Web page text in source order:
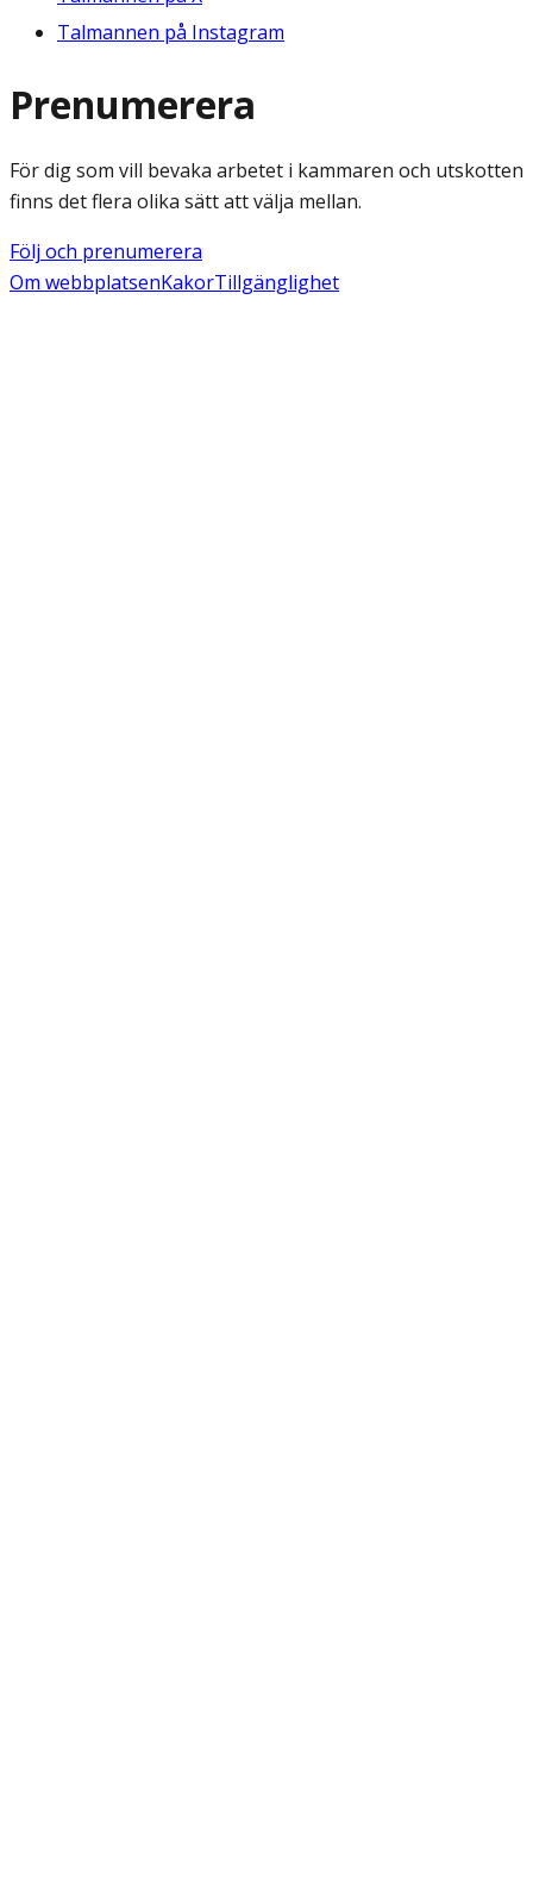
Talmannen på Instagram
Prenumerera
För dig som vill bevaka arbetet i kammaren och utskotten
finns det flera olika sätt att välja mellan.
Följ och prenumerera
Om webbplatsenKakorTillgänglighet